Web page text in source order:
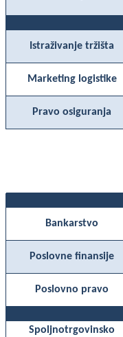
Istraživanje tržišta
Marketing logistike
Pravo osiguranja
Bankarstvo
Poslovne finansije
Poslovno pravo
Spoljnotrgovinsko